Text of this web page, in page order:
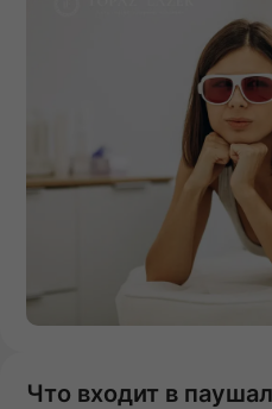
Что входит в